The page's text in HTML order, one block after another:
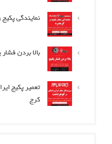
نمایندگی
بالا بردن
تعمیر پکیج
کرج